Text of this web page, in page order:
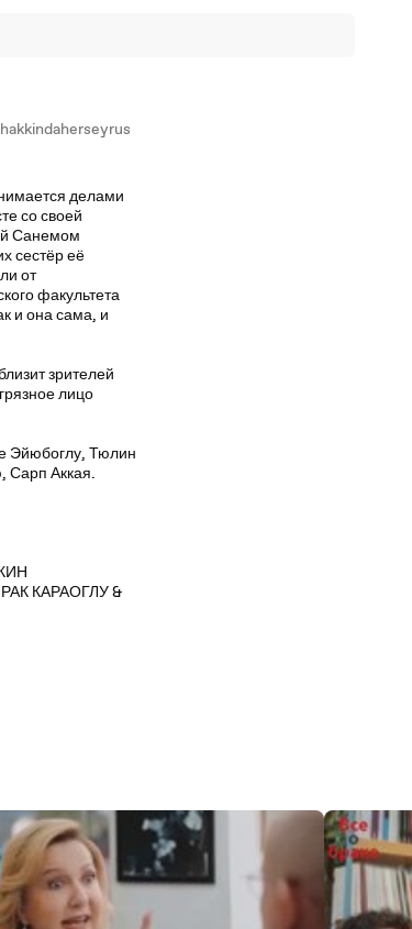
делами
со своей
Санемом
сестёр её
от
факультета
и она сама, и
зрителей
лицо
Эйюбоглу, Тюлин
Сарп Аккая.
КАРАОГЛУ &